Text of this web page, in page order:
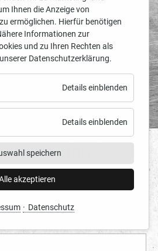
Ihnen die Anzeige von
ermöglichen. Hierfür benötigen
Informationen zur
und zu Ihren Rechten als
Datenschutzerklärung.
Details einblenden
Details einblenden
speichern
akzeptieren
Datenschutz
Sie uns